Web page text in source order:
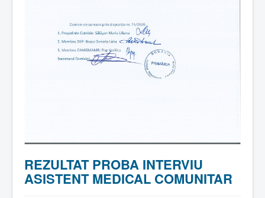
REZULTAT PROBA INTERVIU
ASISTENT MEDICAL COMUNITAR